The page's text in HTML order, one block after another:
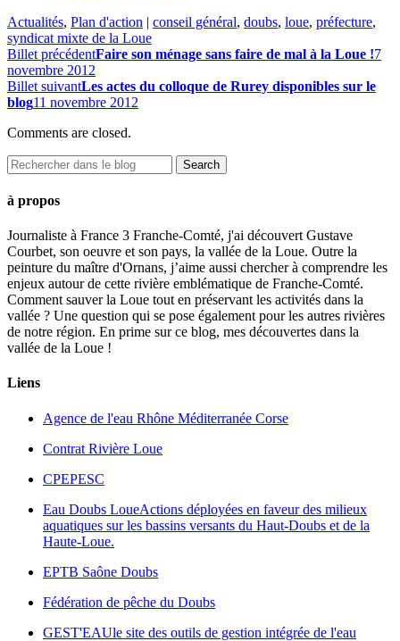
Actualités, Plan d'action | conseil général, doubs, loue, préfecture,
syndicat mixte de la Loue
Billet précédentFaire son ménage sans faire de mal à la Loue !7
novembre 2012
Billet suivantLes actes du colloque de Rurey disponibles sur le
blog11 novembre 2012
Comments are closed.
à propos
Journaliste à France 3 Franche-Comté, j'ai découvert Gustave
Courbet, son oeuvre et son pays, la vallée de la Loue. Outre la
peinture du maître d'Ornans, j’aime aussi chercher à comprendre les
enjeux autour de cette rivière emblématique de Franche-Comté.
Comment sauver la Loue tout en préservant les activités dans la
vallée ? Une question qui se pose également pour les autres rivières
de notre région. En prime sur ce blog, mes découvertes dans la
vallée de la Loue !
Liens
Agence de l'eau Rhône Méditerranée Corse
Contrat Rivière Loue
CPEPESC
Eau Doubs LoueActions déployées en faveur des milieux
aquatiques sur les bassins versants du Haut-Doubs et de la
Haute-Loue.
EPTB Saône Doubs
Fédération de pêche du Doubs
GEST'EAUle site des outils de gestion intégrée de l'eau